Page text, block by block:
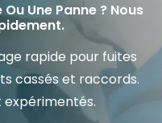
Une Panne ? Nous
rapide pour fuites
cassés et raccords.
expérimentés.